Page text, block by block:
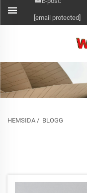
[email protected]
HEMSIDA / BLOGG